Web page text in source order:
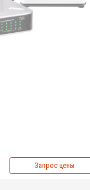
Запрос цены